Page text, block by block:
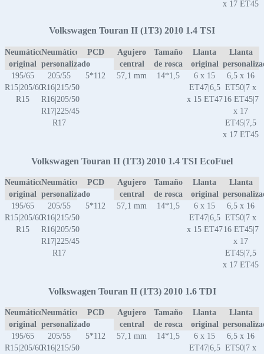
x 17 ET45
Volkswagen Touran II (1T3) 2010 1.4 TSI
Neumático
original
Neumático
personalizado
PCD
Agujero
central
Tamaño
de rosca
Llanta
original
Llanta
195/65
R15|205/60
R15
205/55
R16|215/50
R16|205/50
R17|225/45
R17
5*112 57,1 mm 14*1,5
6 x 15
ET47|6,5
x 15 ET47
6,5 x 16
ET50|7 x
16 ET45|7
x 17
ET45|7,5
x 17 ET45
Volkswagen Touran II (1T3) 2010 1.4 TSI EcoFuel
Neumático
original
Neumático
personalizado
PCD
Agujero
central
Tamaño
de rosca
Llanta
original
Llanta
195/65
R15|205/60
R15
205/55
R16|215/50
R16|205/50
R17|225/45
R17
5*112 57,1 mm 14*1,5
6 x 15
ET47|6,5
x 15 ET47
6,5 x 16
ET50|7 x
16 ET45|7
x 17
ET45|7,5
x 17 ET45
Volkswagen Touran II (1T3) 2010 1.6 TDI
Neumático
original
Neumático
personalizado
PCD
Agujero
central
Tamaño
de rosca
Llanta
original
Llanta
195/65
R15|205/60
205/55
R16|215/50
5*112 57,1 mm 14*1,5
6 x 15
ET47|6,5
6,5 x 16
ET50|7 x